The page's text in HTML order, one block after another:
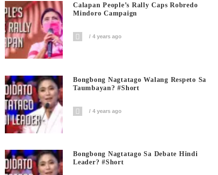
Calapan People’s Rally Caps Robredo
Mindoro Campaign
4 years ago
Bongbong Nagtatago Walang Respeto Sa
Taumbayan? #short
4 years ago
Bongbong Nagtatago Sa Debate Hindi
Leader? #short